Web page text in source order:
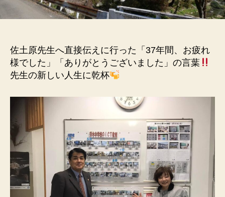
佐土原先生へ直接伝えに行った「37年間、お疲れ
様でした」「ありがとうございました」の言葉
先生の新しい人生に乾杯